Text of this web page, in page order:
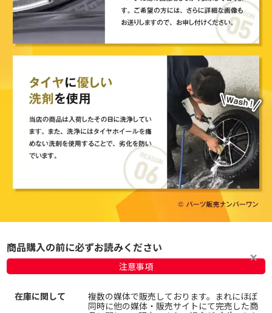
商品購入の前に必ずお読みください
注意事項
在庫に関して
複数の媒体で販売しております。まれにほぼ
同時に他の媒体・販売サイトにて完売した商